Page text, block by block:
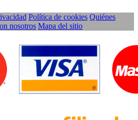
Política de cookies Quiénes
nosotros Mapa del sitio